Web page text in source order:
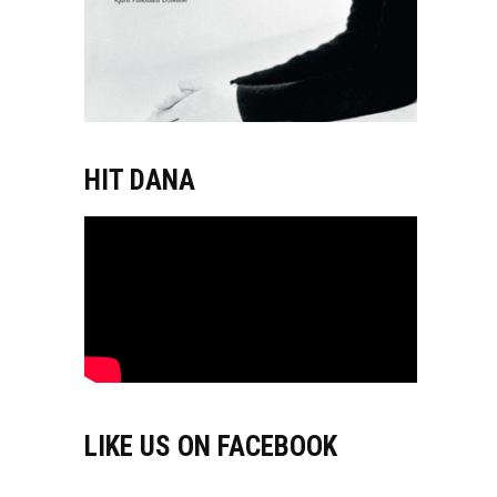
HIT DANA
LIKE US ON FACEBOOK